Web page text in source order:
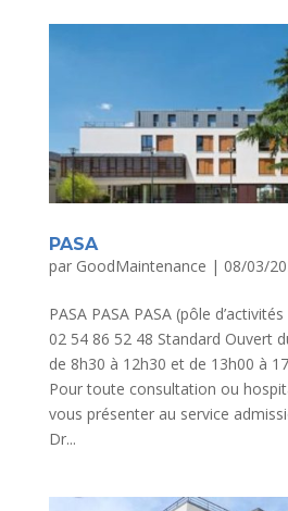
PASA
par GoodMaintenance | 08/03/
PASA PASA PASA (pôle
02 54 86 52 48 Standard Ouvert
de 8h30 à 12h30 et de 13h00 à
Pour toute consultation ou
vous présenter au service
Dr...